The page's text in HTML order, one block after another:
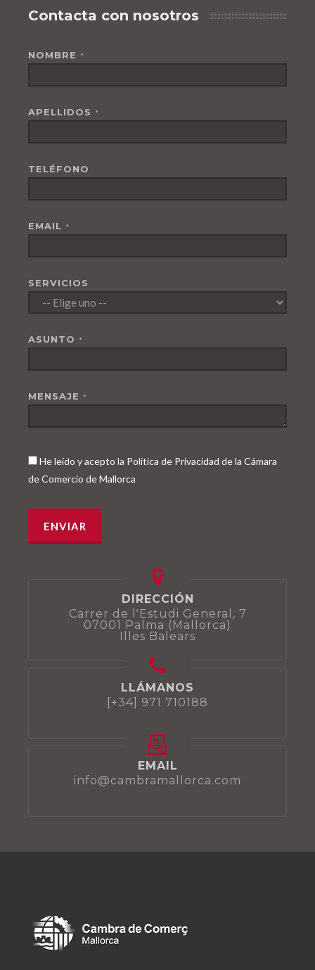
Contacta con nosotros
NOMBRE *
APELLIDOS *
TELÉFONO
EMAIL *
SERVICIOS
ASUNTO *
MENSAJE *
He leído y acepto la Política de Privacidad de la Cámara
de Comercio de Mallorca
DIRECCIÓN
Carrer de l'Estudi General, 7
07001 Palma (Mallorca)
Illes Balears
LLÁMANOS
[+34] 971 710188
EMAIL
info@cambramallorca.com